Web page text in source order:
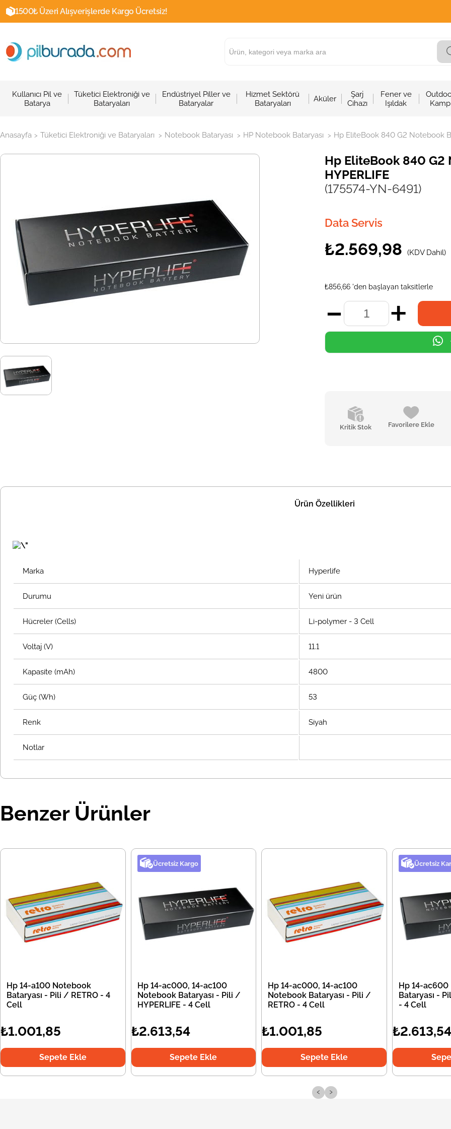
1500₺ Üzeri Alışverişlerde Kargo Ücretsiz!
Kullanıcı Pil ve
Batarya
Tüketici Elektroniği ve
Bataryaları
Endüstriyel Piller ve
Bataryalar
Hizmet Sektörü
Bataryaları
Aküler
Şarj
Cihazı
Fener ve
Işıldak
Kamp
Anasayfa > Tüketici Elektroniği ve Bataryaları > Notebook Bataryası > HP Notebook Bataryası > Hp EliteBook 840 G2 Notebook
Hp EliteBook 840
HYPERLIFE
(175574-YN-6491)
Data Servis
₺2.569,98 (KDV Dahil)
₺856,66 'den başlayan taksitlerle
Kritik Stok Favorilere Ekle
Ürün Özellikleri
Marka Hyperlife
Durumu Yeni ürün
Hücreler (Cells) Li-polymer - 3 Cell
Voltaj (V) 11.1
Kapasite (mAh) 4800
Güç (Wh) 53
Renk Siyah
Notlar
Benzer Ürünler
Hp 14-a100 Notebook
Bataryası - Pili / RETRO - 4
Cell
₺1.001,85
Sepete Ekle
Ücretsiz Kargo
Hp 14-ac000, 14-ac100
Notebook Bataryası - Pili /
HYPERLIFE - 4 Cell
₺2.613,54
Sepete Ekle
Hp 14-ac000, 14-ac100
Notebook Bataryası - Pili /
RETRO - 4 Cell
₺1.001,85
Sepete Ekle
Ücretsiz
Hp 14-
Bataryası -
- 4 Cell
₺2.613,54
‹ ›